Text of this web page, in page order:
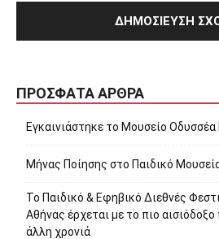
ΠΡΌΣΦΑΤΑ ΆΡΘΡΑ
Εγκαινιάστηκε το Μουσείο
Μήνας Ποίησης στο Παιδικό
Το Παιδικό & Εφηβικό Διεθνές
Αθήνας έρχεται με το πιο
άλλη χρονιά